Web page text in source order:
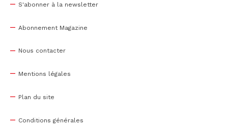
S'abonner à la newsletter
Abonnement Magazine
Nous contacter
Mentions légales
Plan du site
Conditions générales